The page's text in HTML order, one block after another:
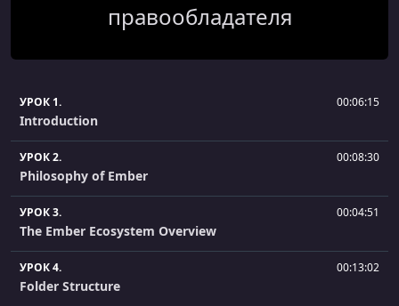
правообладателя
УРОК 1. 00:06:15
Introduction
УРОК 2. 00:08:30
Philosophy of Ember
УРОК 3. 00:04:51
The Ember Ecosystem Overview
УРОК 4. 00:13:02
Folder Structure